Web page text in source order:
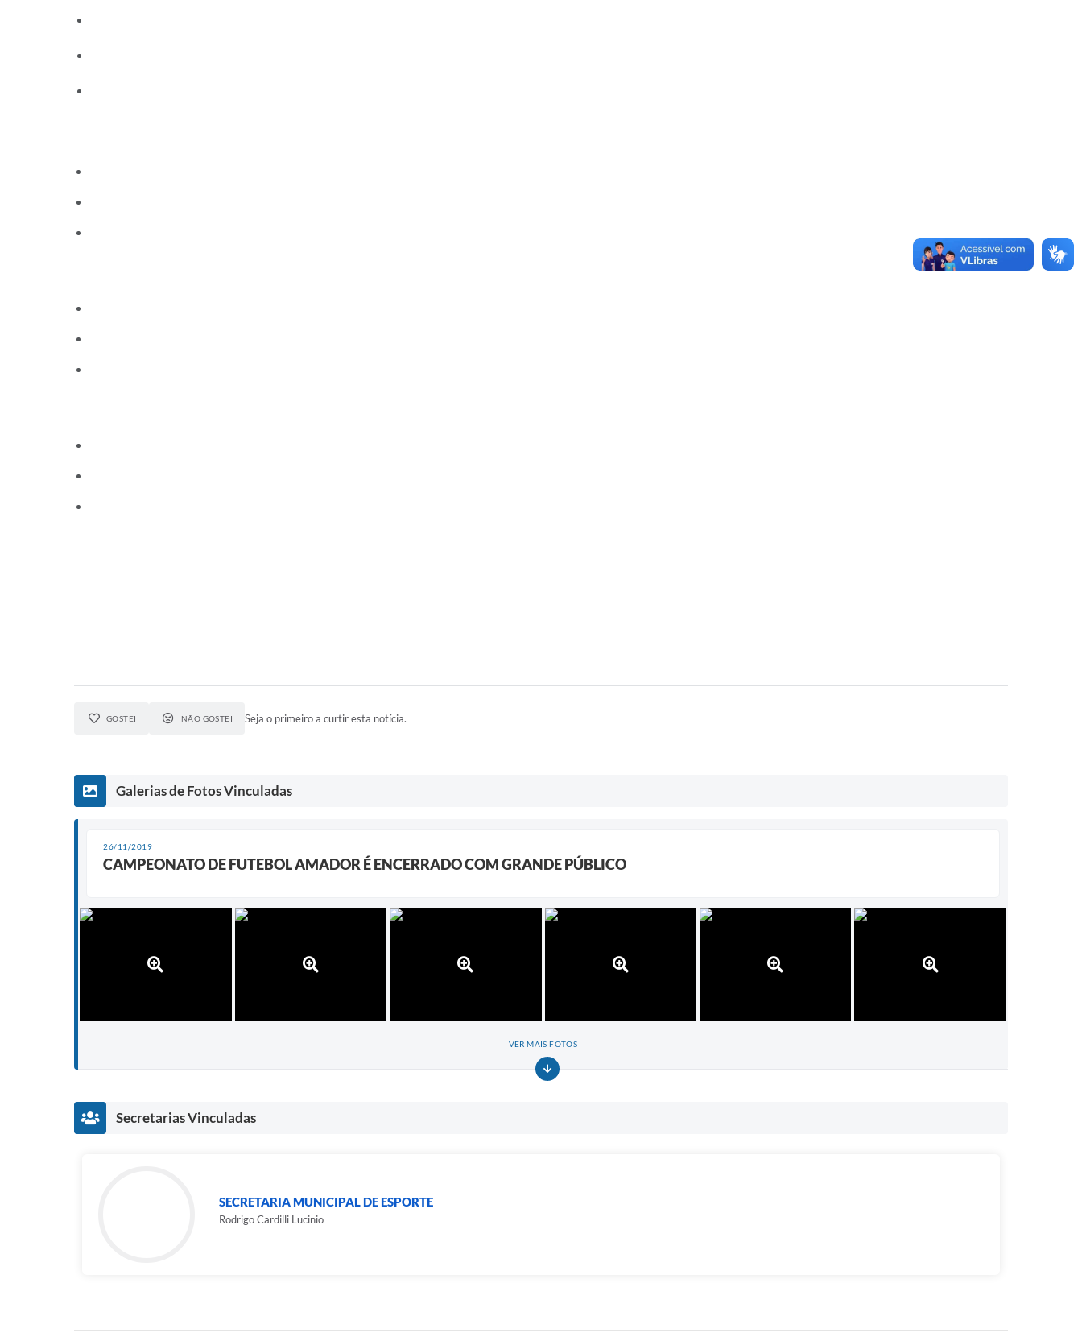
GOSTEI NÃO GOSTEI Seja o primeiro a curtir esta notícia.
Galerias de Fotos Vinculadas
26/11/2019
CAMPEONATO DE FUTEBOL AMADOR É ENCERRADO COM GRANDE PÚBLICO
VER MAIS FOTOS
Secretarias Vinculadas
SECRETARIA MUNICIPAL DE ESPORTE
Rodrigo Cardilli Lucinio